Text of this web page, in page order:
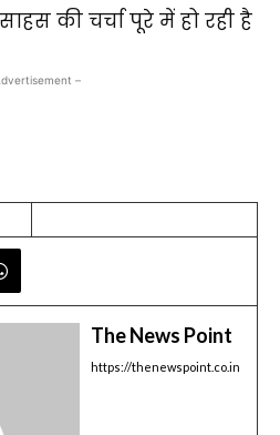
की चर्चा पूरे में हो रही है
–
The News Point
https://thenewspoint.co.in